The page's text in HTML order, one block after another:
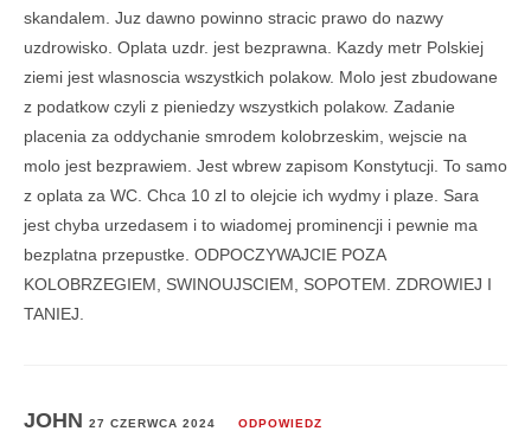
skandalem. Juz dawno powinno stracic prawo do nazwy
uzdrowisko. Oplata uzdr. jest bezprawna. Kazdy metr Polskiej
ziemi jest wlasnoscia wszystkich polakow. Molo jest zbudowane
z podatkow czyli z pieniedzy wszystkich polakow. Zadanie
placenia za oddychanie smrodem kolobrzeskim, wejscie na
molo jest bezprawiem. Jest wbrew zapisom Konstytucji. To samo
z oplata za WC. Chca 10 zl to olejcie ich wydmy i plaze. Sara
jest chyba urzedasem i to wiadomej prominencji i pewnie ma
bezplatna przepustke. ODPOCZYWAJCIE POZA
KOLOBRZEGIEM, SWINOUJSCIEM, SOPOTEM. ZDROWIEJ I
TANIEJ.
JOHN 27 CZERWCA 2024 ODPOWIEDZ